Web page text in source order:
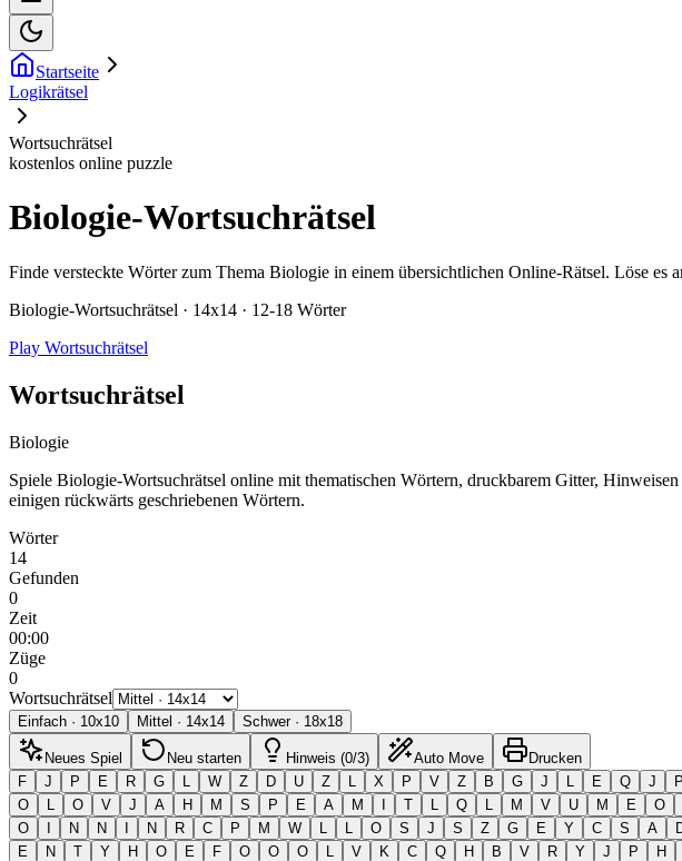
Startseite
Logikrätsel
Wortsuchrätsel
kostenlos online puzzle
Biologie-Wortsuchrätsel
Finde versteckte Wörter zum Thema Biologie in einem übersichtlichen Online-Rätsel. Löse es
Biologie-Wortsuchrätsel · 14x14 · 12-18 Wörter
Play Wortsuchrätsel
Wortsuchrätsel
Biologie
Spiele Biologie-Wortsuchrätsel online mit thematischen Wörtern, druckbarem Gitter,
einigen rückwärts geschriebenen Wörtern.
Wörter
14
Gefunden
0
Zeit
00:00
Züge
0
Wortsuchrätsel
Einfach · 10x10 Mittel · 14x14 Schwer· 18x18
Neues Spiel Neu starten Hinweis (0/3) Auto Move
Drucken
F
J P E R G L W Z D U Z L X P V Z B G J L E Q J P
O
L O V J A H M S P E A M I T L Q L M V U M E O
O
I N N I N R C P M W L L O S J S Z G E Y C S A
E
N T Y H O E F O O O L V K C Q H B V R Y J P H